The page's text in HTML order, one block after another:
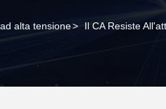
alta tensione> Il CA Resiste